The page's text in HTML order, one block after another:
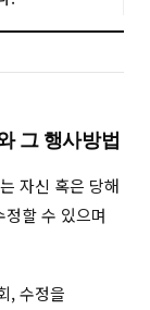
그 행사방법
자신 혹은 당해
할 수 있으며
, 수정을